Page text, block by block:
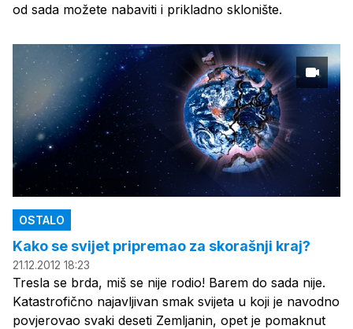
od sada možete nabaviti i prikladno sklonište.
OSTALO
Kako se svijet pripremao za skorašnji kraj?
21.12.2012 18:23
Tresla se brda, miš se nije rodio! Barem do sada nije.
Katastrofično najavljivan smak svijeta u koji je navodno
povjerovao svaki deseti Zemljanin, opet je pomaknut